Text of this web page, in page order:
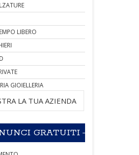
LIBERO
GIOIELLERIA
LA TUA AZIENDA
GRATUITI